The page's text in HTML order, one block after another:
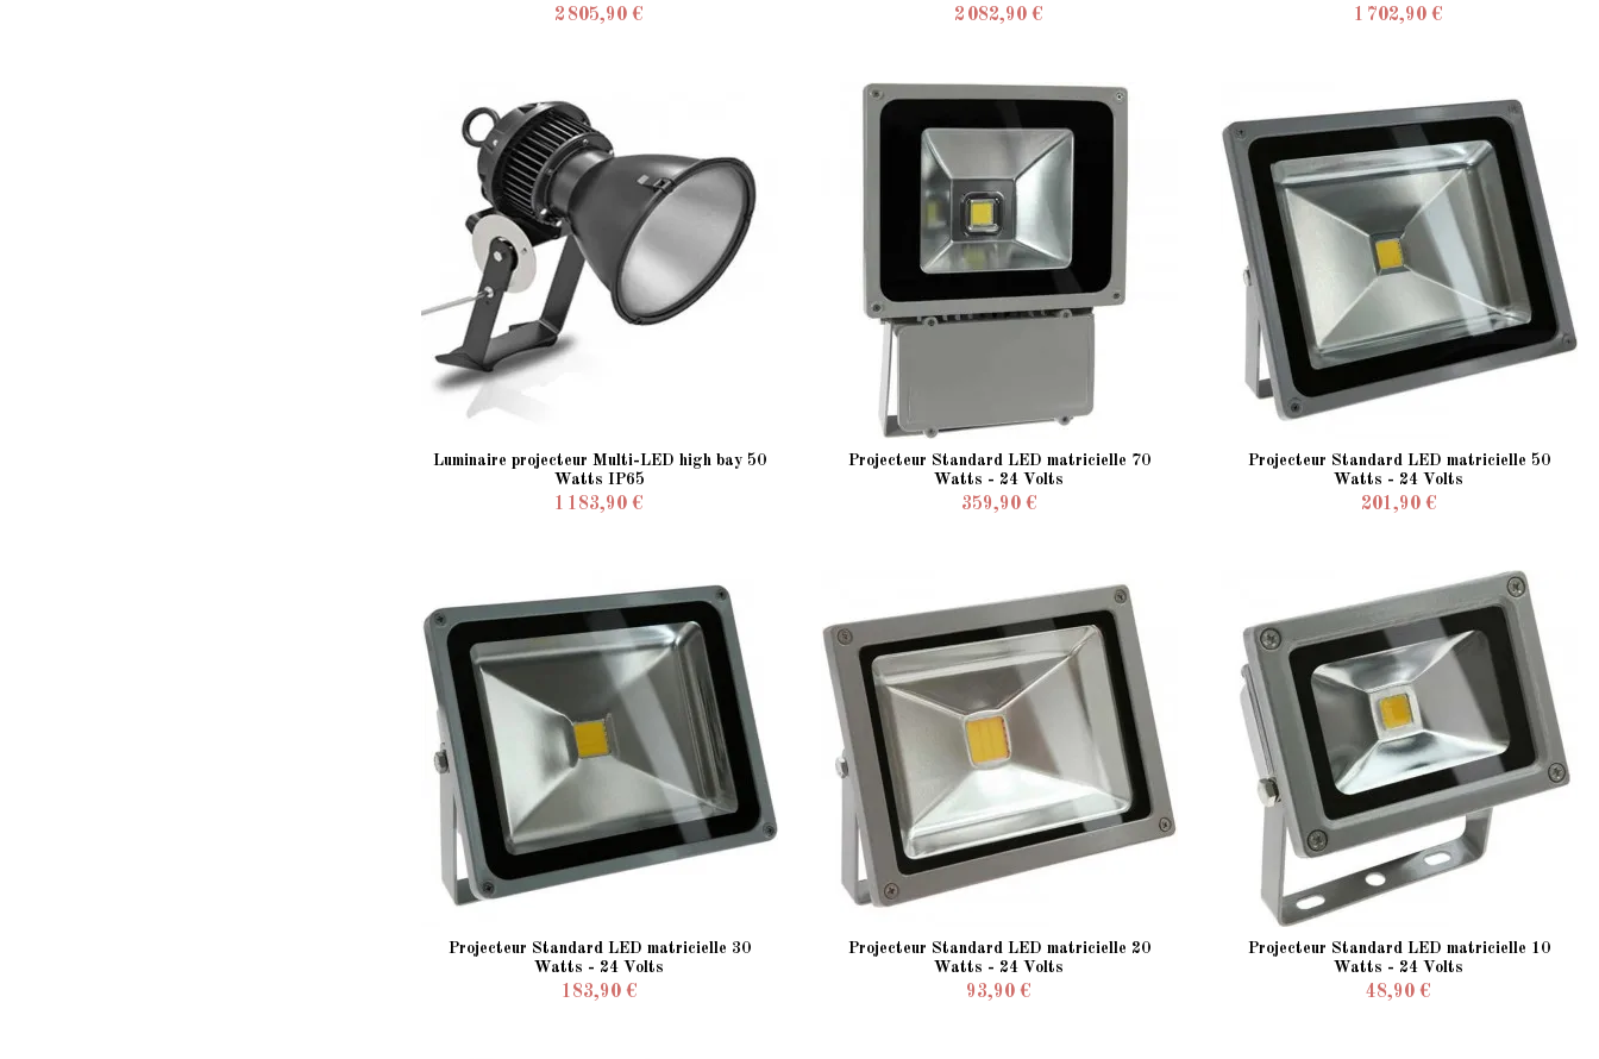
2 805,90 € 2 082,90 € 1 702,90 €
Luminaire projecteur Multi-LED high bay 50
Watts IP65
1 183,90 €
Projecteur Standard LED matricielle 70
Watts - 24 Volts
359,90 €
Projecteur Standard LED matricielle 50
Watts - 24 Volts
201,90 €
Projecteur Standard LED matricielle 30
Watts - 24 Volts
183,90 €
Projecteur Standard LED matricielle 20
Watts - 24 Volts
93,90 €
Projecteur Standard LED matricielle 10
Watts - 24 Volts
48,90 €